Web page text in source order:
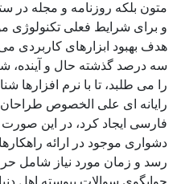
متون بلکه روزنامه و مجله در
و برای شرایط فعلی تکنولوژی
هدف بهبود ابزارهای کاربردی
سه درصد گذشته حال و آینده،
را می طلبد، تا با نرم افزارها
رایانه ای علی الخصوص
فارسی ایجاد کرد، در این
دشواری موجود در ارائه
رسد و زمان مورد نیاز شامل
جوابگوی سوالات پیوسته اهل